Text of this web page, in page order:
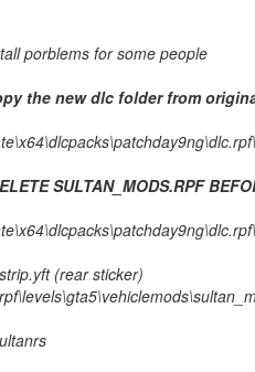
porblems for some people
the new dlc folder from
SULTAN_MODS.RPF
(rear sticker)